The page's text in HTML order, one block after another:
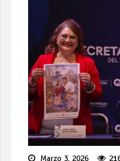
Marzo 3, 2026